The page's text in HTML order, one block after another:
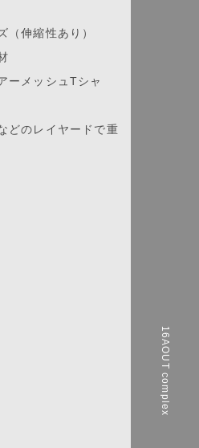
16AOUT complex
（伸縮性あり）
ーメッシュTシャ
どのレイヤードで重